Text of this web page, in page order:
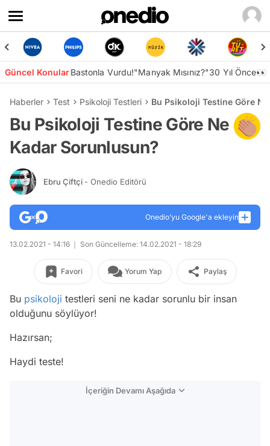
Güncel KonularBastonla Vurdu!"Manyak Mısınız?"30 Yıl Önce👀
Haberler Test Psikoloji Testleri Bu Psikoloji Testine Göre
Bu Psikoloji Testine Göre Ne
Kadar Sorunlusun?
Ebru Çiftçi - Onedio Editörü
Onedio’yu Google'a ekleyin
13.02.2021 - 14:16 Son Güncelleme: 14.02.2021 - 18:29
Favori Yorum Yap Paylaş
Bu psikoloji testleri seni ne kadar sorunlu bir insan
olduğunu söylüyor!
Hazırsan;
Haydi teste!
İçeriğin Devamı Aşağıda